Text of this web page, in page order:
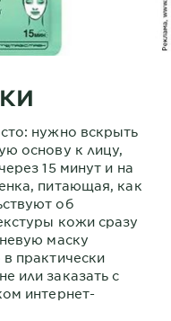
нужно вскрыть
основу к лицу,
15 минут и на
питающая, как
об
кожи сразу
маску
практически
или заказать с
интернет-